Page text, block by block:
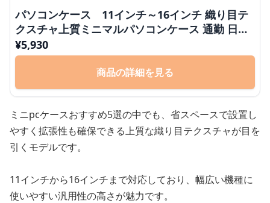
パソコンケース 11インチ～16インチ 織り目テ
クスチャ上質ミニマルパソコンケース 通勤 日常
使い カフェ作業
¥5,930
商品の詳細を見る
ミニpcケースおすすめ5選の中でも、省スペースで設置し
やすく拡張性も確保できる上質な織り目テクスチャが目を
引くモデルです。
11インチから16インチまで対応しており、幅広い機種に
使いやすい汎用性の高さが魅力です。